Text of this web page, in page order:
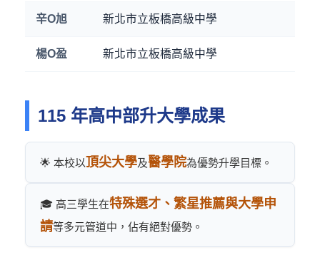
辛O旭 新北市立板橋高級中學
楊O盈 新北市立板橋高級中學
115 年高中部升大學成果
🌟 本校以頂尖大學及醫學院為優勢升學目標。
🎓 高三學生在特殊選才、繁星推薦與大學申
請等多元管道中，佔有絕對優勢。